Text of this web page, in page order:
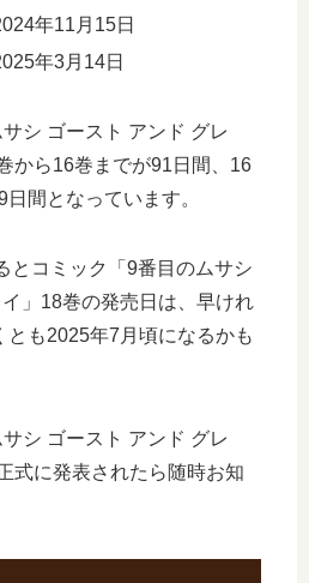
年11月15日
年3月14日
シ ゴースト アンド グレ
から16巻までが91日間、16
間となっています。
とコミック「9番目のムサシ
」18巻の発売日は、早けれ
とも2025年7月頃になるかも
シ ゴースト アンド グレ
式に発表されたら随時お知